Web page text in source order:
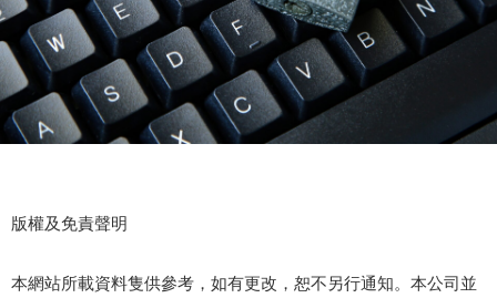
版權及免責聲明
本網站所載資料隻供參考，如有更改，恕不另行通知。本公司並